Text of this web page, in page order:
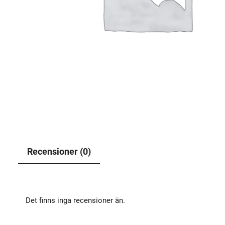
Recensioner (0)
Det finns inga recensioner än.